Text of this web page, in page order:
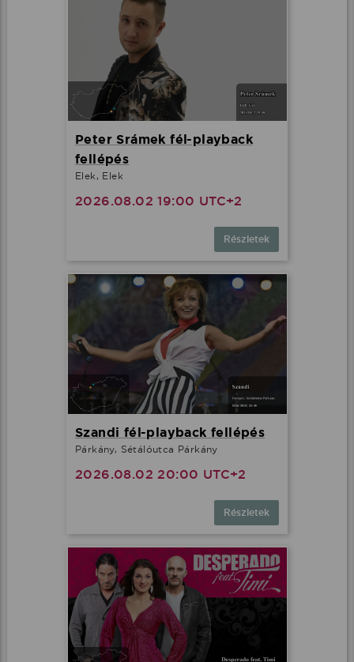
Peter Srámek fél-playback
fellépés
Elek, Elek
2026.08.02 19:00 UTC+2
Részletek
Szandi fél-playback fellépés
Párkány, Sétálóutca Párkány
2026.08.02 20:00 UTC+2
Részletek